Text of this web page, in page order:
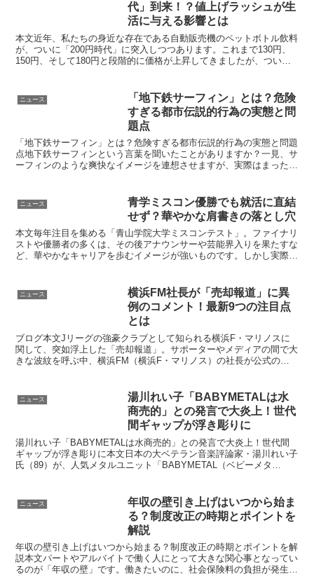
代」到来！？値上げラッシュが生
活に与える影響とは
本文近年、私たちの身近な存在である自動販売機のペットボトル飲料
が、ついに「200円時代」に突入しつつあります。これまで130円、
150円、そして180円と段階的に価格が上昇してきましたが、ついに
ニュース
「地下鉄サーフィン」とは？危険
すぎる都市伝説的行為の実態と問
題点
「地下鉄サーフィン」とは？危険すぎる都市伝説的行為の実態と問題
点地下鉄サーフィンという言葉を聞いたことがありますか？一見、サ
ーフィンのような爽快なイメージを連想させますが、実際はまったく
ニュース
青学ミスコン優勝でも就活に直結
せず？華やかな肩書きの落とし穴
本文毎年注目を集める「青山学院大学ミスコンテスト」。ファイナリ
ストや優勝者の多くは、その後アナウンサーや芸能界入りを果たすな
ど、華やかなキャリアを歩むイメージが強いものです。しかし実際に
ニュース
横浜FM社長が「売却報道」に異
例のコメント！最新9つの注目点
とは
ブログ本文Jリーグの強豪クラブとして知られる横浜F・マリノスに
関して、突如浮上した「売却報道」。サポーターやメディアの間で大
きな波紋を呼ぶ中、横浜FM（横浜F・マリノス）の社長が公式の場
ニュース
湯川れい子「BABYMETALは水
商売的」との発言で大炎上！世代
間ギャップが浮き彫りに
湯川れい子「BABYMETALは水商売的」との発言で大炎上！世代間
ギャップが浮き彫りに本文日本の大ベテラン音楽評論家・湯川れい子
氏（89）が、人気メタルユニット「BABYMETAL（ベビーメタ
ニュース
年収の壁引き上げはいつから始ま
る？制度改正の時期とポイントを
解説
年収の壁引き上げはいつから始まる？制度改正の時期とポイントを解
説本文パートやアルバイトで働く人にとって大きな関心事となってい
るのが「年収の壁」です。働きたいのに、社会保険料の負担が発生す